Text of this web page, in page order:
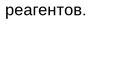
реагентов.